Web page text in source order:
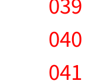
040
041